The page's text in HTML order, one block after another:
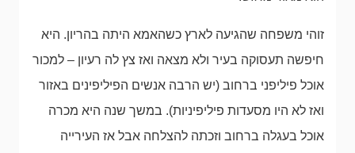
זוהי משפחה שהגיעה לארץ כשהאמא היתה בהריון. היא
חיפשה תעסוקה בעיר ולא מצאה ואז צץ לה רעיון – למכור
אוכל פיליפני ברחוב (יש הרבה אנשים הפיליפינים באזור
ואז לא היו מסעדות פיליפיניות). במשך שנה היא מכרה
אוכל בעגלה ברחוב וזכתה להצלחה אבל אז העירייה